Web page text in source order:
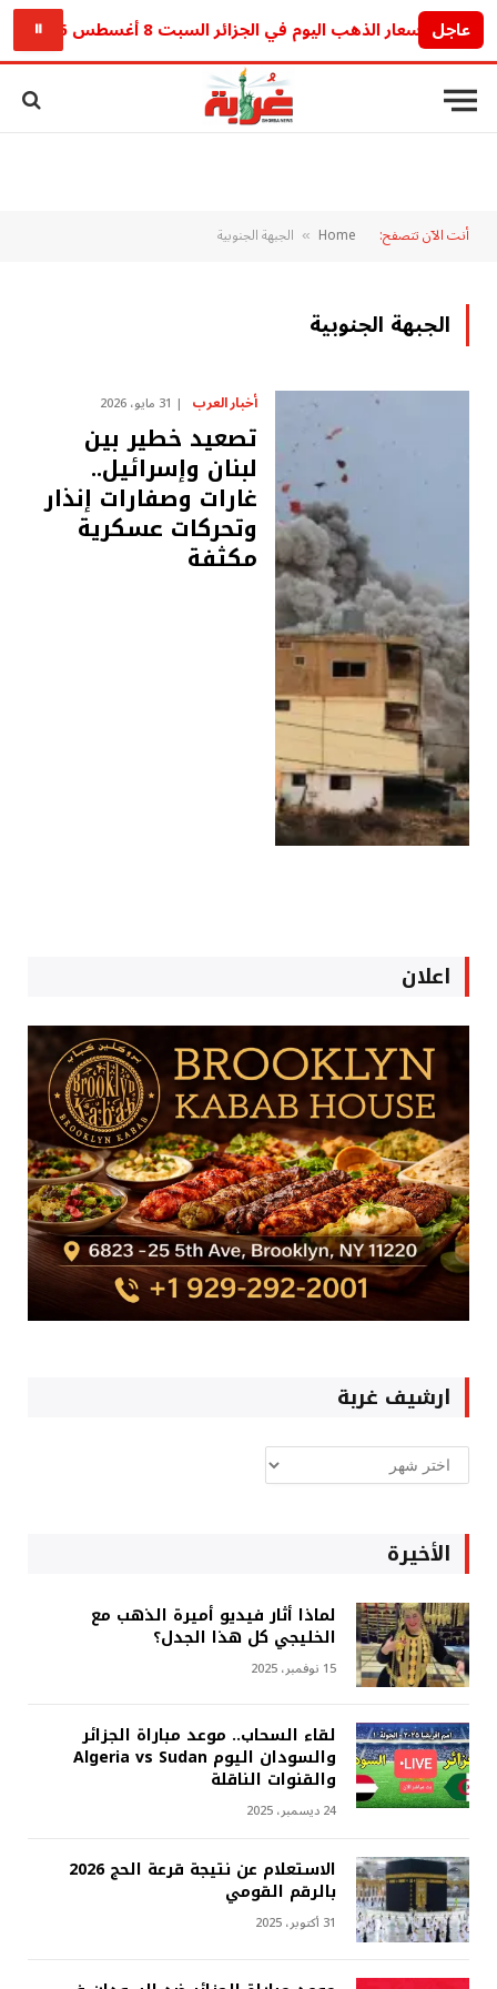
عاجلأسعار الذهب اليوم في الجزائر السبت 8 أغسطس 2026.. آخر تحديث للجرام والأونصة ⏸
أنت الآن تتصفح: Home
» الجبهة الجنوبية
الجبهة الجنوبية
أخبار العرب 31 مايو، 2026
تصعيد خطير بين
لبنان وإسرائيل..
غارات وصفارات إنذار
وتحركات عسكرية
مكثفة
اعلان
ارشيف غربة
ارشيف
غربة
الأخيرة
لماذا أثار فيديو أميرة الذهب مع
الخليجي كل هذا الجدل؟
15 نوفمبر، 2025
لقاء السحاب.. موعد مباراة الجزائر
والسودان اليوم Algeria vs Sudan
والقنوات الناقلة
24 ديسمبر، 2025
الاستعلام عن نتيجة قرعة الحج 2026
بالرقم القومي
31 أكتوبر، 2025